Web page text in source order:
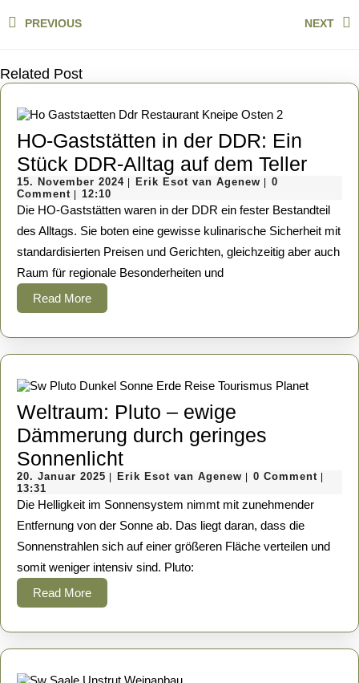
PREVIOUS
post:
NEXT
Related Post
HO-Gaststätten in der DDR: Ein
Stück DDR-Alltag auf dem TellerHO-
in
der
DDR:
Alltag
dem
15. November 202415.
2024
Erik Esot van Agenew Erik
van
Agenew
0
Comment
12:10
Die HO-Gaststätten waren in der DDR ein fester Bestandteil
des Alltags. Sie boten eine gewisse kulinarische Sicherheit mit
standardisierten Preisen und Gerichten, gleichzeitig aber auch
Raum für regionale Besonderheiten und
Read MoreRead
More
Weltraum: Pluto – ewige
Dämmerung durch geringes
SonnenlichtWeltraum:
Pluto
–
ewige
Dämmerung
durch
20. Januar 2025 20.
2025
Erik Esot van Agenew Erik
van
Agenew
0 Comment
13:31
Die Helligkeit im Sonnensystem nimmt mit zunehmender
Entfernung von der Sonne ab. Das liegt daran, dass die
Sonnenstrahlen sich auf einer größeren Fläche verteilen und
somit weniger intensiv sind. Pluto:
Read MoreRead
More